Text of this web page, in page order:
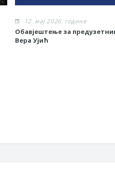
12. мај 2026. године
Обавјештење за
Вера Ујић